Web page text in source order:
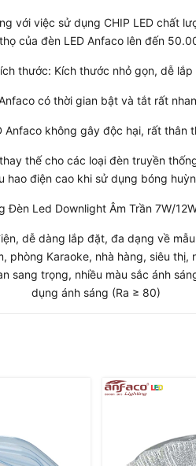
với việc sử dụng CHIP LED chất
của đèn LED Anfaco lên đến
thước: Kích thước nhỏ gọn, dễ lắp
có thời gian bật và tắt rất
Anfaco không gây độc hại, rất thân
thế cho các loại đèn truyền
hao điện cao khi sử dụng bóng
Đèn Led Downlight Âm Trần 7W/
dễ dàng lắp đặt, đa dạng về
Karaoke, nhà hàng, siêu
sang trọng, nhiều màu sắc ánh
dụng ánh sáng (Ra ≥ 80)